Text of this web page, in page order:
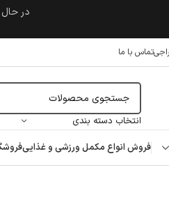
در
تماس با ما
انتخاب دسته بندی
فروش انواع مکمل ورزشی و غذایی